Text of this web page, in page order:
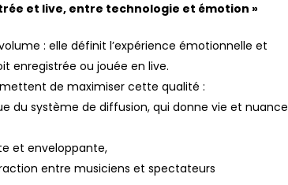
et live, entre technologie et émotion »
: elle définit l’expérience émotionnelle et
enregistrée ou jouée en live.
de maximiser cette qualité :
du système de diffusion, qui donne vie et nuance
et enveloppante,
entre musiciens et spectateurs